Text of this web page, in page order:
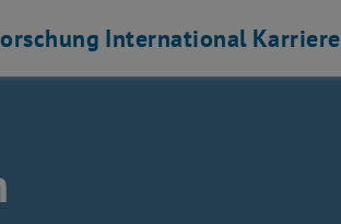
International Karriere